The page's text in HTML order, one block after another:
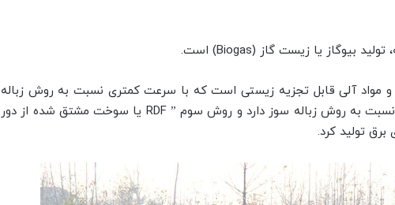
تولید بیوگاز یا زیست گاز (Biogas) است.
و مواد آلی قابل تجزیه زیستی است که با سرعت کمتری نسبت به روش زباله
سوزی عمل می‌کند و هزینه کمتری نسبت به روش زباله سوز دارد و روش سوم ” RDF یا سوخت مشتق شده از دور
برق تولید کرد.